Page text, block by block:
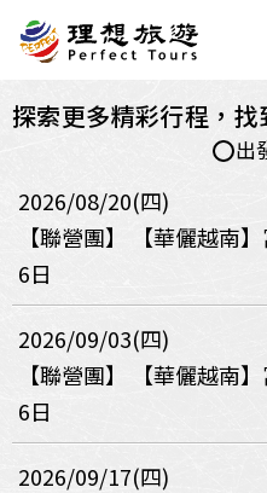
探索更多精彩行程，找
出
2026/08/20(四)
【聯營團】
【華儷越南
6日
2026/09/03(四)
【聯營團】
【華儷越南
6日
2026/09/17(四)